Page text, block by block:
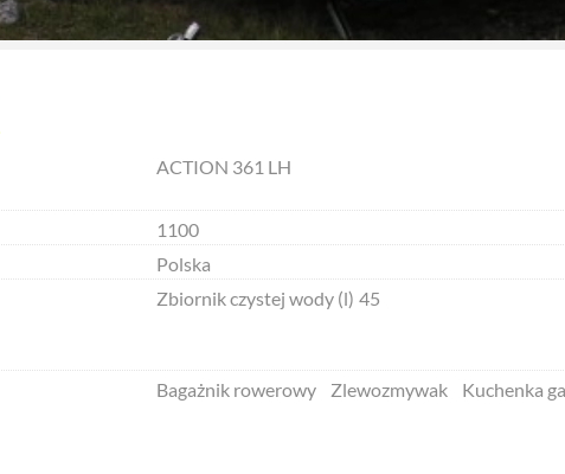
ACTION 361 LH
1100
Polska
Zbiornik czystej wody (l) 45
Bagażnik rowerowy Zlewozmywak Kuchenka